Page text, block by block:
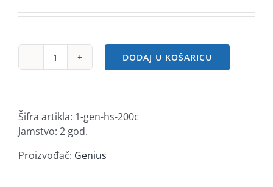
Genius
s
mikrofonom,
3.5mm
DODAJ U KOŠARICU
Šifra artikla: 1-gen-hs-200c
Jamstvo: 2 god.
Proizvođač: Genius